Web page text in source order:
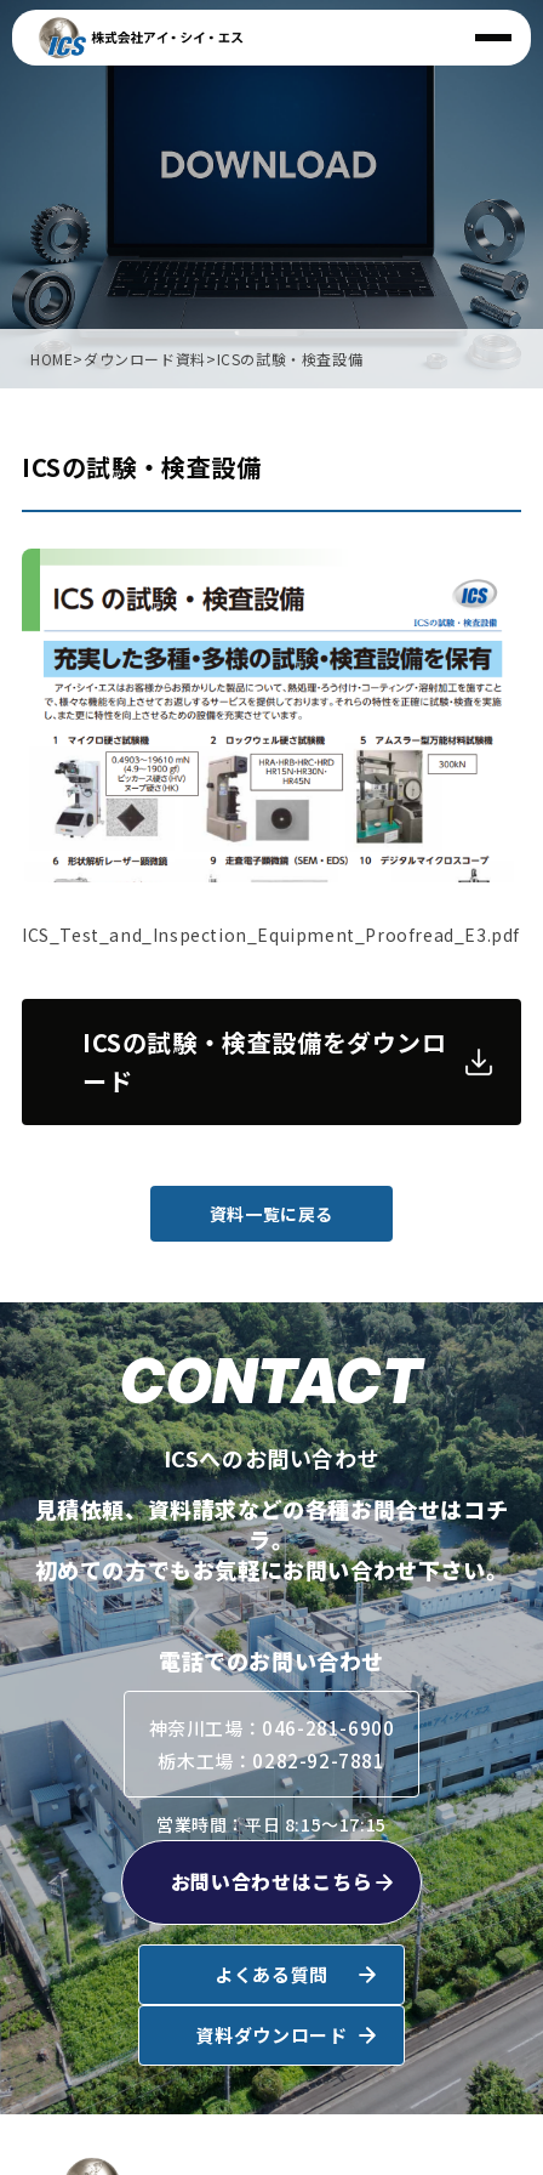
HOME>ダウンロード資料>ICSの試験・検査設備
ICSの試験・検査設備
ICS_Test_and_Inspection_Equipment_Proofread_E3.pdf
ICSの試験・検査設備をダウンロ
ード
資料一覧に戻る
CONTACT
ICSへのお問い合わせ
見積依頼、資料請求などの各種お問合せはコチ
ラ。
初めての方でもお気軽にお問い合わせ下さい。
電話でのお問い合わせ
神奈川工場：046-281-6900
栃木工場：0282-92-7881
営業時間：平日 8:15～17:15
お問い合わせはこちら
よくある質問
資料ダウンロード